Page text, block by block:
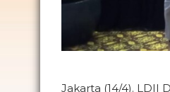
Jakarta (14/4). LDII